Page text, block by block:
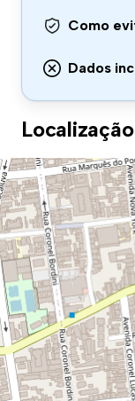
Como
Dados
Localização